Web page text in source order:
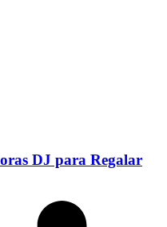
DJ para Regalar